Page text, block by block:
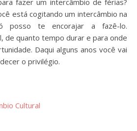
fazer um intercâmbio de férias?
está cogitando um intercâmbio na
posso te encorajar a fazê-lo.
de quanto tempo durar e para onde
Daqui alguns anos você vai
o privilégio.
Cultural